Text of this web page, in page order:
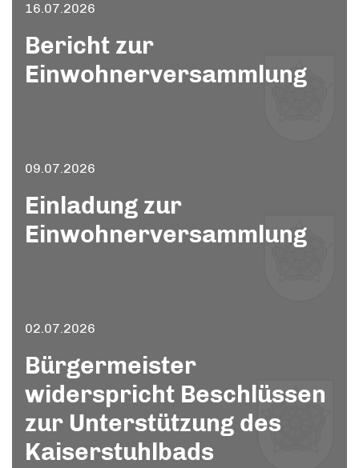
16.07.2026
Bericht zur
Einwohnerversammlung
09.07.2026
Einladung zur
Einwohnerversammlung
02.07.2026
Bürgermeister
widerspricht Beschlüssen
zur Unterstützung des
Kaiserstuhlbads